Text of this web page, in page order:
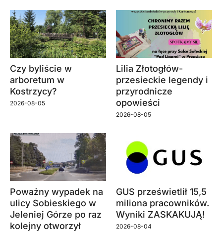
Czy byliście w
arboretum w
Kostrzycy?
2026-08-05
Lilia Złotogłów-
przesieckie legendy i
przyrodnicze
opowieści
2026-08-05
Poważny wypadek na
ulicy Sobieskiego w
Jeleniej Górze po raz
kolejny otworzył
GUS prześwietlił 15,5
miliona pracowników.
Wyniki ZASKAKUJĄ!
2026-08-04